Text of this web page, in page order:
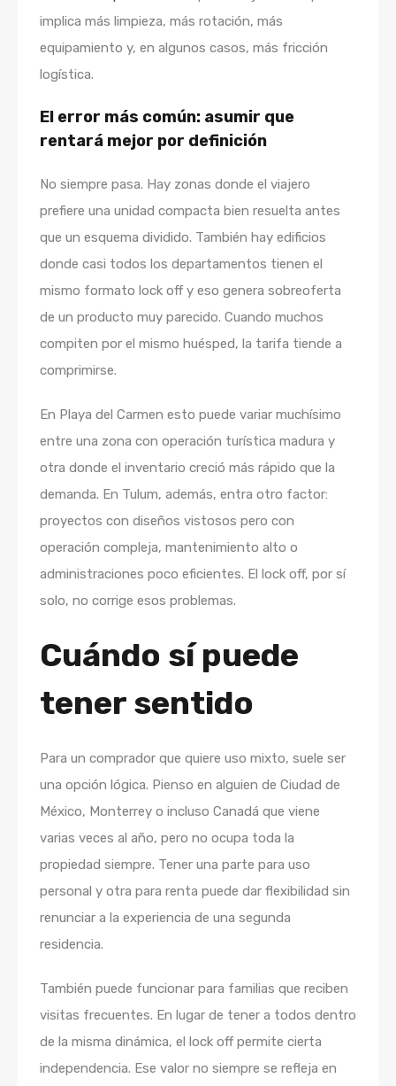
implica más limpieza, más rotación, más
equipamiento y, en algunos casos, más fricción
logística.
El error más común: asumir que
rentará mejor por definición
No siempre pasa. Hay zonas donde el viajero
prefiere una unidad compacta bien resuelta antes
que un esquema dividido. También hay edificios
donde casi todos los departamentos tienen el
mismo formato lock off y eso genera sobreoferta
de un producto muy parecido. Cuando muchos
compiten por el mismo huésped, la tarifa tiende a
comprimirse.
En Playa del Carmen esto puede variar muchísimo
entre una zona con operación turística madura y
otra donde el inventario creció más rápido que la
demanda. En Tulum, además, entra otro factor:
proyectos con diseños vistosos pero con
operación compleja, mantenimiento alto o
administraciones poco eficientes. El lock off, por sí
solo, no corrige esos problemas.
Cuándo sí puede
tener sentido
Para un comprador que quiere uso mixto, suele ser
una opción lógica. Pienso en alguien de Ciudad de
México, Monterrey o incluso Canadá que viene
varias veces al año, pero no ocupa toda la
propiedad siempre. Tener una parte para uso
personal y otra para renta puede dar flexibilidad sin
renunciar a la experiencia de una segunda
residencia.
También puede funcionar para familias que reciben
visitas frecuentes. En lugar de tener a todos dentro
de la misma dinámica, el lock off permite cierta
independencia. Ese valor no siempre se refleja en